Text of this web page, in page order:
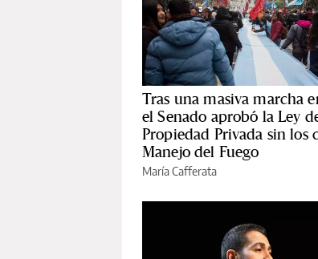
Tras una masiva marcha
el Senado aprobó la Ley
Propiedad Privada sin los
Manejo del Fuego
María Cafferata